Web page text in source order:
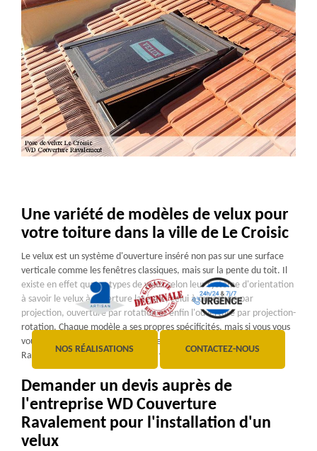
NOS RÉALISATIONS CONTACTEZ-NOUS
Une variété de modèles de velux pour
votre toiture dans la ville de Le Croisic
Le velux est un système d'ouverture inséré non pas sur une surface
verticale comme les fenêtres classiques, mais sur la pente du toit. Il
existe en effet quatre types de velux selon leur système d'orientation
à savoir le velux à ouverture latérale, celui à ouverture par
projection, ouverture par rotation et enfin l'ouverture par projection-
rotation. Chaque modèle a ses propres spécificités, mais si vous vous
voulez en faire installer, faites appel à l'entreprise WD Couverture
Ravalement spécialiste en pose de velux dans la ville de Le Croisic.
Demander un devis auprès de
l'entreprise WD Couverture
Ravalement pour l'installation d'un
velux